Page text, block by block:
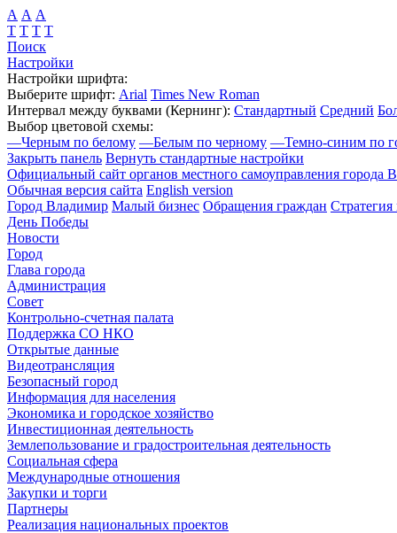
А А А
Т Т Т Т
Поиск
Настройки
Настройки шрифта:
Выберите шрифт: Arial Times New Roman
Интервал между буквами (Кернинг): Стандартный Средний
Выбор цветовой схемы:
—Черным по белому —Белым по черному —Темно-синим по
Закрыть панель Вернуть стандартные настройки
Официальный сайт органов местного самоуправления города
Обычная версия сайта English version
Город Владимир Малый бизнес Обращения граждан Стратегия
День Победы
Новости
Город
Глава города
Администрация
Совет
Контрольно-счетная палата
Поддержка СО НКО
Открытые данные
Видеотрансляция
Безопасный город
Информация для населения
Экономика и городское хозяйство
Инвестиционная деятельность
Землепользование и градостроительная деятельность
Социальная сфера
Международные отношения
Закупки и торги
Партнеры
Реализация национальных проектов